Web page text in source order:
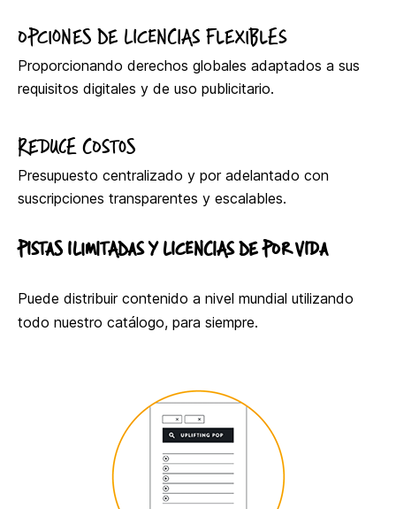
OPCIONES DE LICENCIAS FLEXIBLES
Proporcionando derechos globales adaptados a sus
requisitos digitales y de uso publicitario.
REDUCE COSTOS
Presupuesto centralizado y por adelantado con
suscripciones transparentes y escalables.
PISTAS ILIMITADAS Y LICENCIAS DE POR VIDA
Puede distribuir contenido a nivel mundial utilizando
todo nuestro catálogo, para siempre.